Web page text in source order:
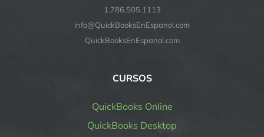
1.786.505.1113
info@QuickBooksEnEspanol.com
QuickBooksEnEspanol.com
CURSOS
QuickBooks Online
QuickBooks Desktop